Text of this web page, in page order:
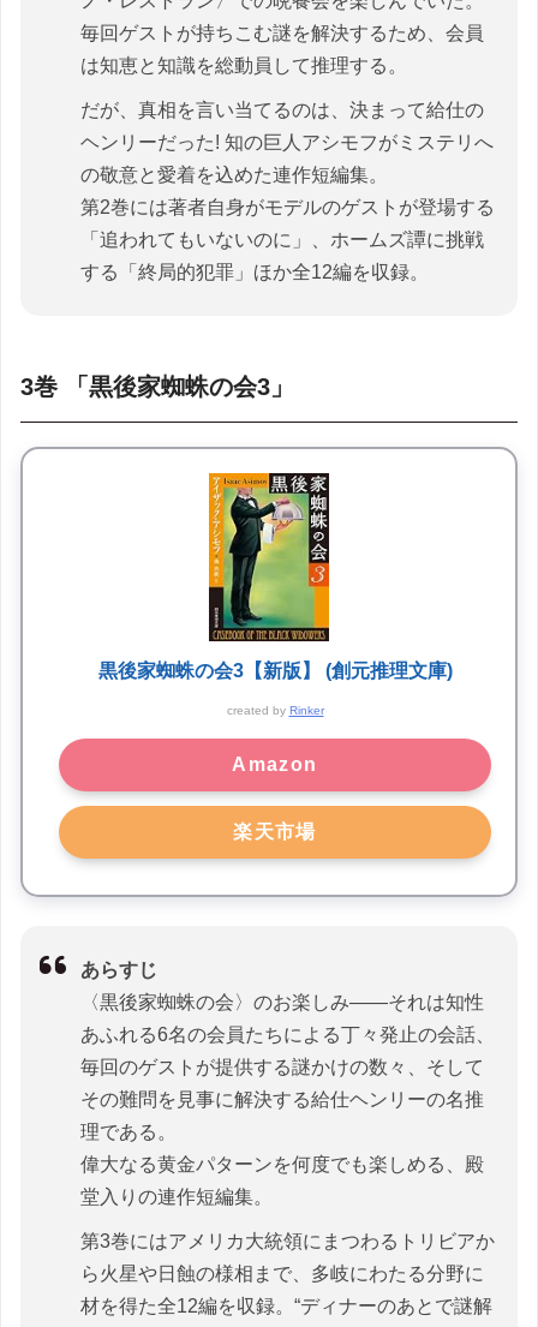
毎回ゲストが持ちこむ謎を解決するため、会員
は知恵と知識を総動員して推理する。
だが、真相を言い当てるのは、決まって給仕の
ヘンリーだった! 知の巨人アシモフがミステリへ
の敬意と愛着を込めた連作短編集。
第2巻には著者自身がモデルのゲストが登場する
「追われてもいないのに」、ホームズ譚に挑戦
する「終局的犯罪」ほか全12編を収録。
3巻 「黒後家蜘蛛の会3」
黒後家蜘蛛の会3【新版】 (創元推理文庫)
created by Rinker
Amazon
楽天市場
あらすじ
〈黒後家蜘蛛の会〉のお楽しみ――それは知性
あふれる6名の会員たちによる丁々発止の会話、
毎回のゲストが提供する謎かけの数々、そして
その難問を見事に解決する給仕ヘンリーの名推
理である。
偉大なる黄金パターンを何度でも楽しめる、殿
堂入りの連作短編集。
第3巻にはアメリカ大統領にまつわるトリビアか
ら火星や日蝕の様相まで、多岐にわたる分野に
材を得た全12編を収録。“ディナーのあとで謎解